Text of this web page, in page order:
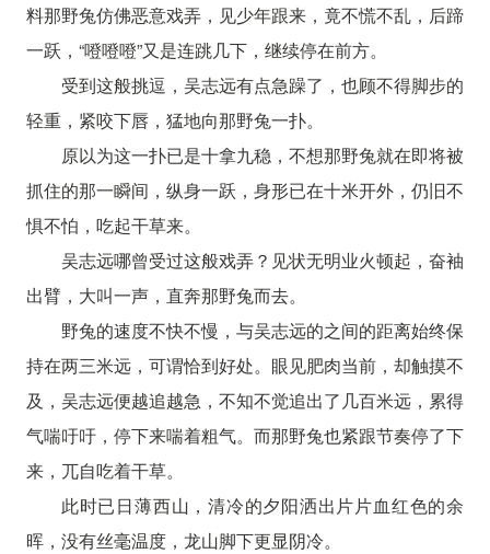
料那野兔仿佛恶意戏弄，见少年跟来，竟不慌不乱，后蹄
一跃，“噔噔噔”又是连跳几下，继续停在前方。
受到这般挑逗，吴志远有点急躁了，也顾不得脚步的
轻重，紧咬下唇，猛地向那野兔一扑。
原以为这一扑已是十拿九稳，不想那野兔就在即将被
抓住的那一瞬间，纵身一跃，身形已在十米开外，仍旧不
惧不怕，吃起干草来。
吴志远哪曾受过这般戏弄？见状无明业火顿起，奋袖
出臂，大叫一声，直奔那野兔而去。
野兔的速度不快不慢，与吴志远的之间的距离始终保
持在两三米远，可谓恰到好处。眼见肥肉当前，却触摸不
及，吴志远便越追越急，不知不觉追出了几百米远，累得
气喘吁吁，停下来喘着粗气。而那野兔也紧跟节奏停了下
来，兀自吃着干草。
此时已日薄西山，清冷的夕阳洒出片片血红色的余
晖，没有丝毫温度，龙山脚下更显阴冷。